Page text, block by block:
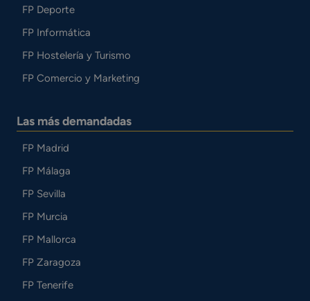
FP Deporte
FP Informática
FP Hostelería y Turismo
FP Comercio y Marketing
Las más demandadas
FP Madrid
FP Málaga
FP Sevilla
FP Murcia
FP Mallorca
FP Zaragoza
FP Tenerife